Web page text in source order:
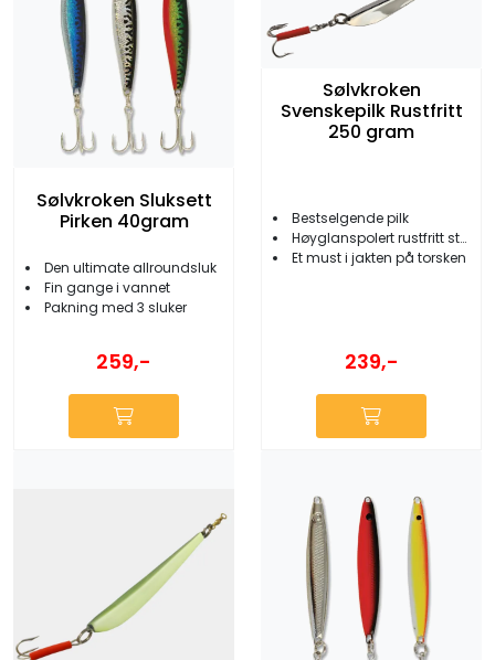
Sølvkroken Sluksett
Pirken 40gram
Den ultimate allroundsluk
Fin gange i vannet
Pakning med 3 sluker
259,-
Sølvkroken
Svenskepilk Rustfritt
250 gram
Bestselgende pilk
Høyglanspolert rustfritt stål
Et must i jakten på torsken
239,-